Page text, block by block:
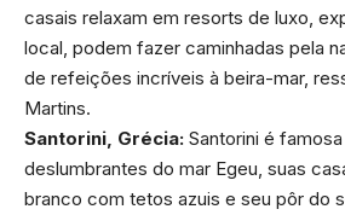
casais relaxam em resorts de luxo,
local, podem fazer caminhadas pela
de refeições incríveis à beira-mar,
Martins.
Santorini, Grécia: Santorini é
deslumbrantes do mar Egeu, suas
branco com tetos azuis e seu pôr do